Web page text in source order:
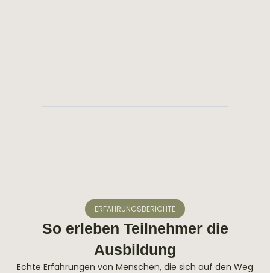
ERFAHRUNGSBERICHTE
So erleben Teilnehmer die
Ausbildung
Echte Erfahrungen von Menschen, die sich auf den Weg